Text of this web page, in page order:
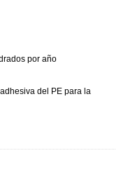
por año
del PE para la